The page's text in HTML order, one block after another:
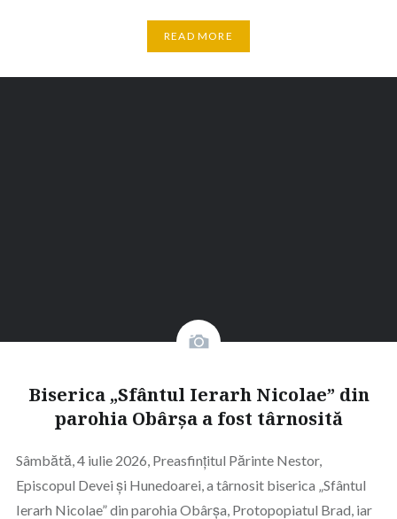
READ MORE
Biserica „Sfântul Ierarh Nicolae” din
parohia Obârșa a fost târnosită
Sâmbătă, 4 iulie 2026, Preasfințitul Părinte Nestor,
Episcopul Devei și Hunedoarei, a târnosit biserica „Sfântul
Ierarh Nicolae” din parohia Obârșa, Protopopiatul Brad, iar